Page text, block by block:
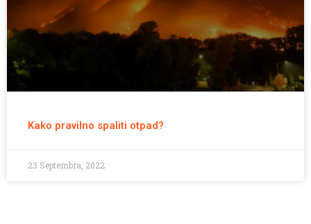
Kako pravilno spaliti otpad?
23 Septembra, 2022